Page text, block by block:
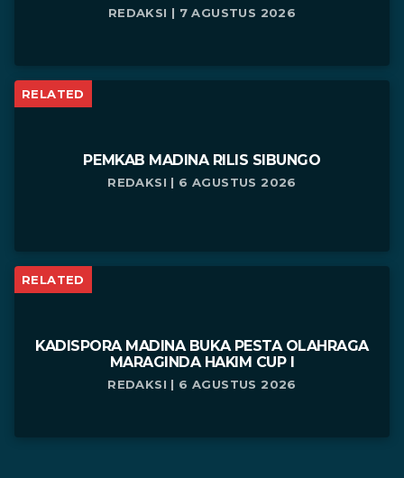
REDAKSI | 7 AGUSTUS 2026
RELATED
PEMKAB MADINA RILIS SIBUNGO
REDAKSI | 6 AGUSTUS 2026
RELATED
KADISPORA MADINA BUKA PESTA OLAHRAGA
MARAGINDA HAKIM CUP I
REDAKSI | 6 AGUSTUS 2026